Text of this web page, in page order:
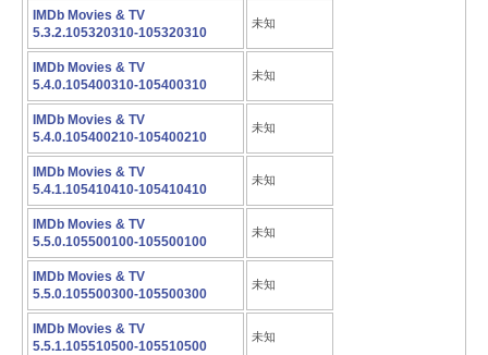
IMDb Movies & TV
5.3.2.105320310-105320310
未知
IMDb Movies & TV
5.4.0.105400310-105400310
未知
IMDb Movies & TV
5.4.0.105400210-105400210
未知
IMDb Movies & TV
5.4.1.105410410-105410410
未知
IMDb Movies & TV
5.5.0.105500100-105500100
未知
IMDb Movies & TV
5.5.0.105500300-105500300
未知
IMDb Movies & TV
5.5.1.105510500-105510500
未知